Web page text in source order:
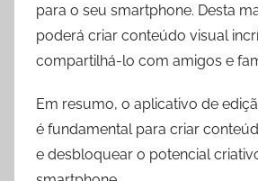
para o seu smartphone. Desta
poderá criar conteúdo visual
compartilhá-lo com amigos e
Em resumo, o aplicativo de
é fundamental para criar
e desbloquear o potencial